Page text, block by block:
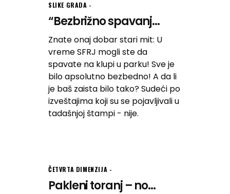
SLIKE GRADA
“Bezbrižno spavanj...
Znate onaj dobar stari mit: U
vreme SFRJ mogli ste da
spavate na klupi u parku! Sve je
bilo apsolutno bezbedno! A da li
je baš zaista bilo tako? Sudeći po
izveštajima koji su se pojavljivali u
tadašnjoj štampi - nije.
ČETVRTA DIMENZIJA
Pakleni toranj – no...